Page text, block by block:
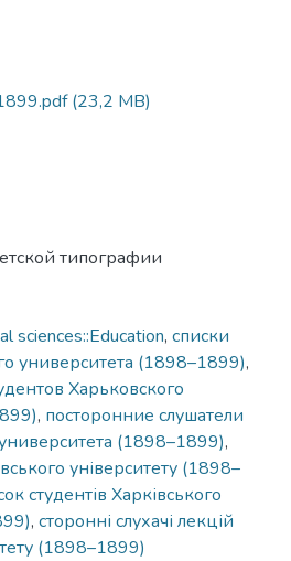
(23,2 MB)
типографии
sciences::Education, списки
университета (1898–1899),
Харьковского
, посторонние слушатели
(1898–1899),
університету (1898–
студентів Харківського
, сторонні слухачі лекцій
(1898–1899)